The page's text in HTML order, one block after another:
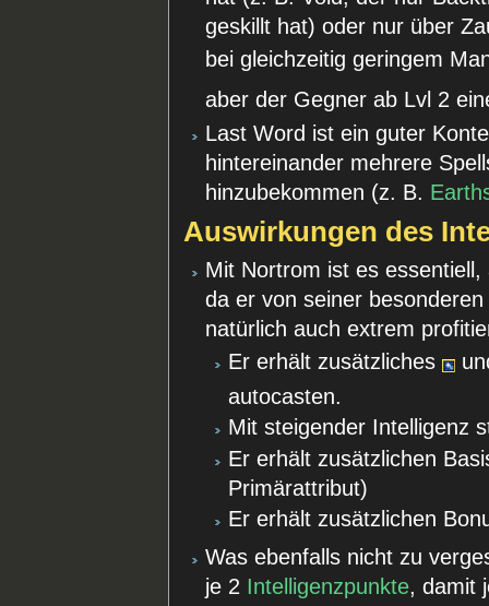
geskillt hat) oder nur über
bei gleichzeitig geringem
aber der Gegner ab Lvl 2
Last Word ist ein guter
hintereinander mehrere
hinzubekommen (z. B.
Auswirkungen des
Mit Nortrom ist es
da er von seiner
natürlich auch extrem
Er erhält zusätzliches
autocasten.
Mit steigender Intelligenz
Er erhält zusätzlichen
Primärattribut)
Er erhält zusätzlichen
Was ebenfalls nicht zu
je 2 Intelligenzpunkte, damit